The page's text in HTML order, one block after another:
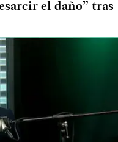
el daño” tras